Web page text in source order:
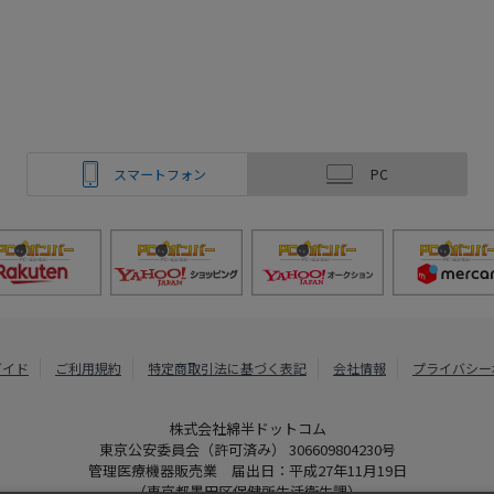
スマートフォン PC
ド ご利用規約 特定商取引法に基づく表記 会社情報 プライバシ
株式会社綿半ドットコム
東京公安委員会（許可済み） 306609804230号
管理医療機器販売業 届出日：平成27年11月19日